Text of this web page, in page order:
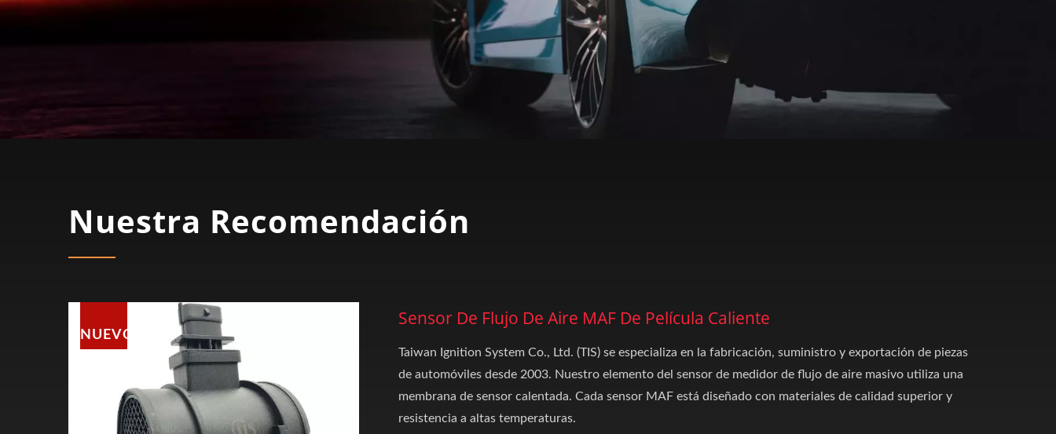
Nuestra Recomendación
NUEVO
Sensor De Flujo De Aire MAF De Película Caliente
Taiwan Ignition System Co., Ltd. (TIS) se especializa en la fabricación, suministro y exportación de piezas
de automóviles desde 2003. Nuestro elemento del sensor de medidor de flujo de aire masivo utiliza una
membrana de sensor calentada. Cada sensor MAF está diseñado con materiales de calidad superior y
resistencia a altas temperaturas.